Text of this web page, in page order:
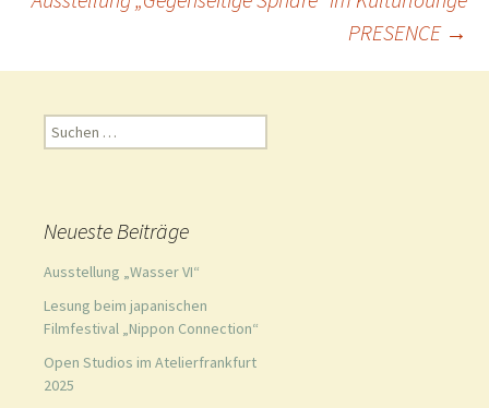
PRESENCE →
Suchen
nach:
Neueste Beiträge
Ausstellung „Wasser VI“
Lesung beim japanischen
Filmfestival „Nippon Connection“
Open Studios im Atelierfrankfurt
2025